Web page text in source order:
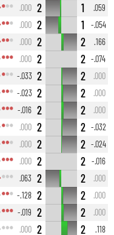
.000 2 1
.059
.000 2 1
-.054
.000 2 2
.166
.000 2 2 -.074
-.033 2 2
.000
-.023 2 2
.000
-.016 2 2
.000
.000 2 2 -.032
.000 2 2 -.024
.000 2 2
-.016
.063 2 2
.000
-.128 2 2
.000
-.019 2 2
.000
.000 2 2
.118